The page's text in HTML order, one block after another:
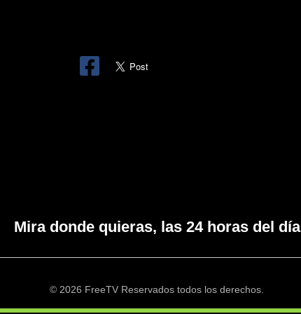
Mira donde quieras, las 24 horas del día
© 2026 FreeTV Reservados todos los derechos.